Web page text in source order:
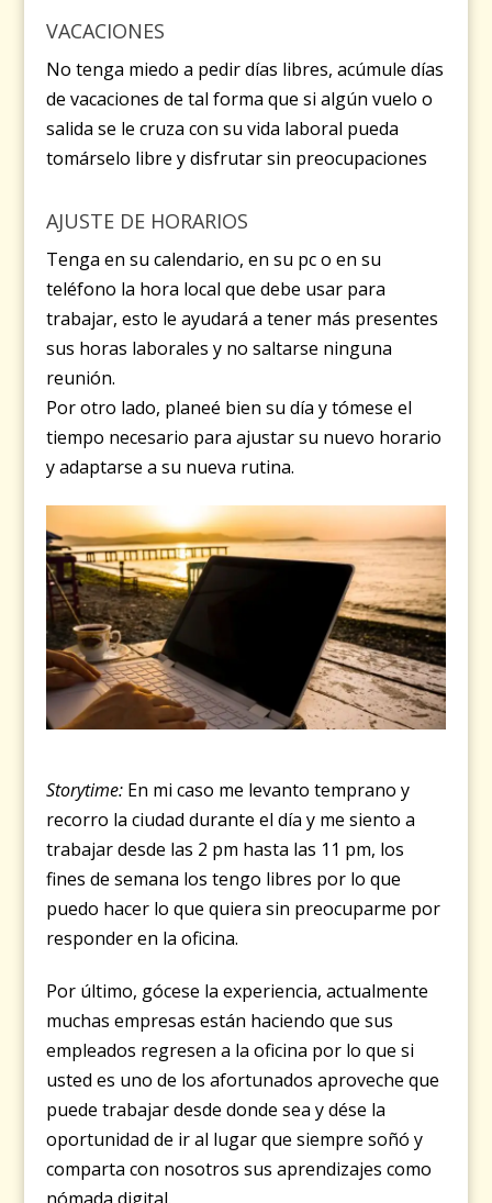
VACACIONES
No tenga miedo a pedir días libres, acúmule días
de vacaciones de tal forma que si algún vuelo o
salida se le cruza con su vida laboral pueda
tomárselo libre y disfrutar sin preocupaciones
AJUSTE DE HORARIOS
Tenga en su calendario, en su pc o en su
teléfono la hora local que debe usar para
trabajar, esto le ayudará a tener más presentes
sus horas laborales y no saltarse ninguna
reunión.
Por otro lado, planeé bien su día y tómese el
tiempo necesario para ajustar su nuevo horario
y adaptarse a su nueva rutina.
Storytime: En mi caso me levanto temprano y
recorro la ciudad durante el día y me siento a
trabajar desde las 2 pm hasta las 11 pm, los
fines de semana los tengo libres por lo que
puedo hacer lo que quiera sin preocuparme por
responder en la oficina.
Por último, gócese la experiencia, actualmente
muchas empresas están haciendo que sus
empleados regresen a la oficina por lo que si
usted es uno de los afortunados aproveche que
puede trabajar desde donde sea y dése la
oportunidad de ir al lugar que siempre soñó y
comparta con nosotros sus aprendizajes como